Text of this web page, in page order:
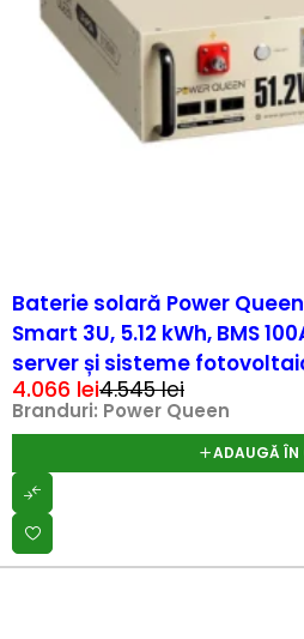
Baterie solară Power Queen
Smart 3U, 5.12 kWh, BMS
server și sisteme
4.545lei
4.066 lei
Branduri: Power Queen
ADAUGĂ ÎN